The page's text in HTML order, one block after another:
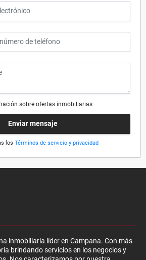
sobre ofertas inmobiliarias
Enviar mensaje
los Términos de servicio y privacidad
inmobiliaria líder en Campana. Con más
brindando servicios en los negocios y